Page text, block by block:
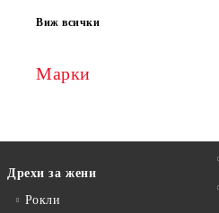
Виж всички
Марки
Дрехи за жени
Рокли